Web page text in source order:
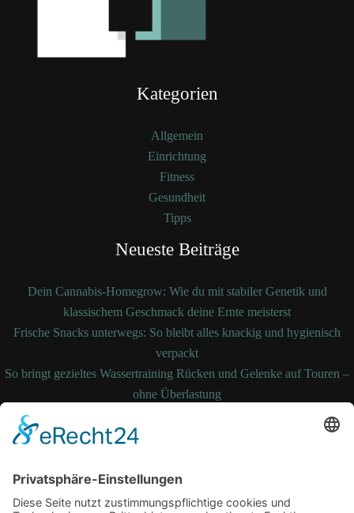
Kategorien
Allgemein
Einrichtung
Fitness
Gesundheit
Tipps
Neueste Beiträge
Dein Cannabis-Homegrow: Wie du mit stabiler Genetik und
klassischem Geschmack deine Ernte meisterst
Frische Snacks unterwegs: So bleibt alles knackig und hygienisch
verpackt
So bringt gezieltes Wassertraining Rücken und Gelenke auf Touren –
ohne Überlastung
So bleibt Ihre Bettdecke auch nach Jahren noch formstabil und
temperaturausgleichend
und durchsetzen
Schlagwörter